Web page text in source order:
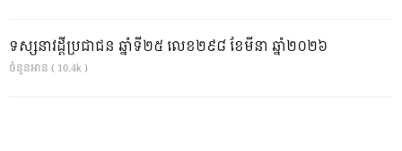
ទស្សនាវដ្ដីប្រជាជន ឆ្នាំទី២៥ លេខ២៩៨ ខែមីនា ឆ្នាំ២០២៦
ចំនួនអាន ( 10.4k )